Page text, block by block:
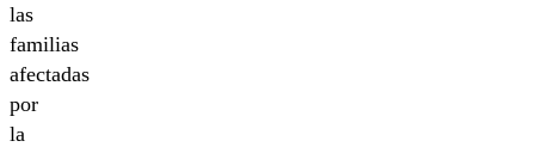
las
familias
afectadas
por
la